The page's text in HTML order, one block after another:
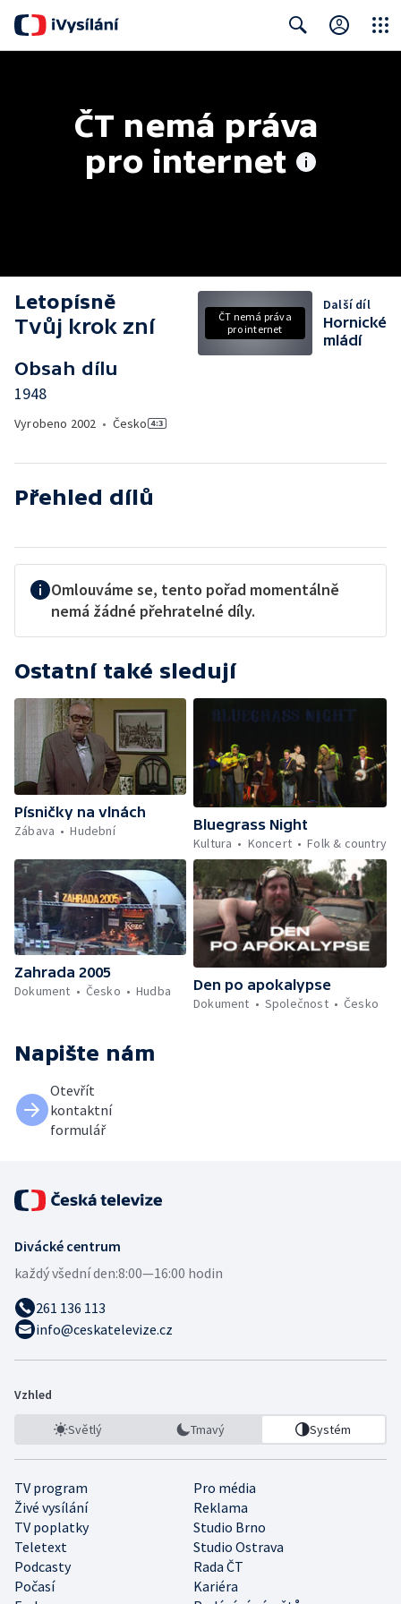
ČT nemá práva
pro internet
Letopísně
Tvůj krok zní
Obsah dílu
1948
Vyrobeno 2002 • Česko
ČT nemá práva
pro internet
Další díl
Hornické
mládí
Přehled dílů
Omlouváme se, tento pořad momentálně
nemá žádné přehratelné díly.
Ostatní také sledují
Písničky na vlnách
Zábava
Hudební
Bluegrass Night
Kultura
Koncert Folk & country
Zahrada 2005
Dokument
Česko Hudba
Den po apokalypse
Dokument
Společnost Česko
Napište nám
Otevřít
kontaktní
formulář
Divácké centrum
každý všední den:8:00—16:00 hodin
261 136 113
info@ceskatelevize.cz
Vzhled
Světlý Tmavý Systém
TV program
Pro média
Živé vysílání
Reklama
TV poplatky
Studio Brno
Teletext
Studio Ostrava
Podcasty
Rada ČT
Počasí
Kariéra